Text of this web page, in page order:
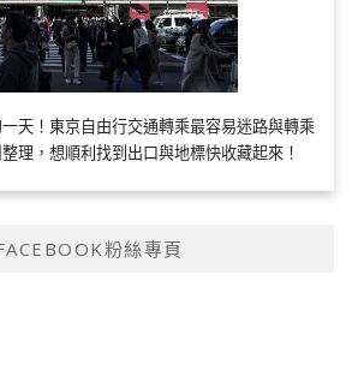
天！東京自由行交通轉乘最容易迷路與轉乘
理，想順利找到出口與地標快收藏起來！
粉絲專頁